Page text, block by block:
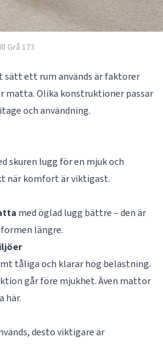
Grå 173
sätt ett rum används är faktorer
matta. Olika konstruktioner passar
och användning.
skuren lugg för en mjuk och
när komfort är viktigast.
med öglad lugg bättre – den är
längre.
tåliga och klarar hög belastning.
går före mjukhet. Även mattor
här.
desto viktigare är